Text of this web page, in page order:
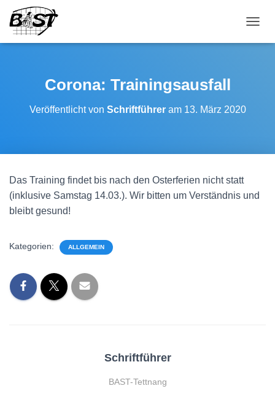
Corona: Trainingsausfall
Veröffentlicht von Schriftführeram 13. März 2020
Das Training findet bis nach den Osterferien nicht statt
(inklusive Samstag 14.03.). Wir bitten um Verständnis und
bleibt gesund!
Kategorien: ALLGEMEIN
Schriftführer
BAST-Tettnang